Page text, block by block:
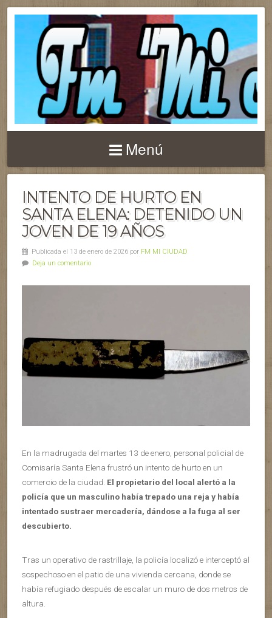
Menú
INTENTO DE HURTO EN
SANTA ELENA: DETENIDO UN
JOVEN DE 19 AÑOS
Publicada el 13 de enero de 2026 por FM MI CIUDAD
Deja un comentario
En la madrugada del martes 13 de enero, personal policial de
Comisaría Santa Elena frustró un intento de hurto en un
comercio de la ciudad. El propietario del local alertó a la
policía que un masculino había trepado una reja y había
intentado sustraer mercadería, dándose a la fuga al ser
descubierto.
Tras un operativo de rastrillaje, la policía localizó e interceptó al
sospechoso en el patio de una vivienda cercana, donde se
había refugiado después de escalar un muro de dos metros de
altura.